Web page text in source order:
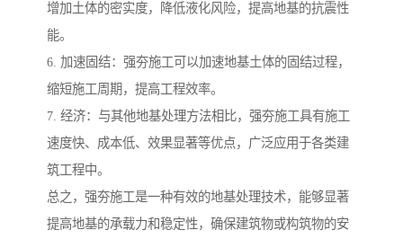
增加土体的密实度，降低液化风险，提高地基的抗震性
能。
6. 加速固结：强夯施工可以加速地基土体的固结过程，
缩短施工周期，提高工程效率。
7. 经济：与其他地基处理方法相比，强夯施工具有施工
速度快、成本低、效果显著等优点，广泛应用于各类建
筑工程中。
总之，强夯施工是一种有效的地基处理技术，能够显著
提高地基的承载力和稳定性，确保建筑物或构筑物的安